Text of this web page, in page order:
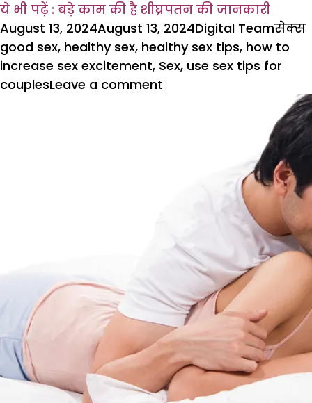
ये भी पढ़ें : बड़े काम की है शीघ्रपतन की जानकारी
Posted
on
August 13, 2024August 13, 2024Author
Digital Teamसेक्स
good sex, healthy sex, healthy sex tips, how to
increase sex excitement, Sex, use sex tips for
couplesLeave a comment